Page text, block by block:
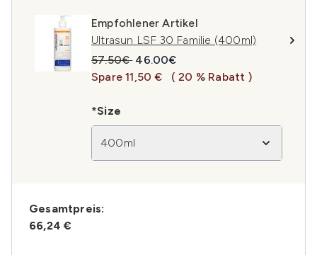
Empfohlener Artikel
Ultrasun LSF 30 Familie (400ml)
Unverbindliche Preisempfehlung:
57.50€ Aktueller Preis:
46.00€
Spare 11,50 €
( 20 % Rabatt )
*Size
400ml
Gesamtpreis:
66,24 €